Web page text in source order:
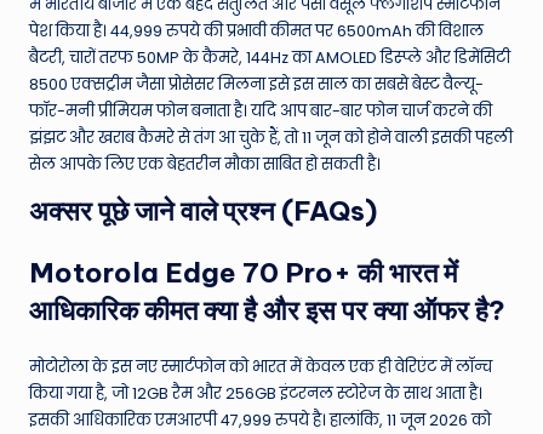
पेश किया है। 44,999 रुपये की प्रभावी कीमत पर 6500mAh की विशाल
बैटरी, चारों तरफ 50MP के कैमरे, 144Hz का AMOLED डिस्प्ले और डिमेंसिटी
8500 एक्सट्रीम जैसा प्रोसेसर मिलना इसे इस साल का सबसे बेस्ट वैल्यू-
फॉर-मनी प्रीमियम फोन बनाता है। यदि आप बार-बार फोन चार्ज करने की
झंझट और खराब कैमरे से तंग आ चुके हैं, तो 11 जून को होने वाली इसकी पहली
सेल आपके लिए एक बेहतरीन मौका साबित हो सकती है।
अक्सर पूछे जाने वाले प्रश्न (FAQs)
Motorola Edge 70 Pro+ की भारत में
आधिकारिक कीमत क्या है और इस पर क्या ऑफर है?
मोटोरोला के इस नए स्मार्टफोन को भारत में केवल एक ही वेरिएंट में लॉन्च
किया गया है, जो 12GB रैम और 256GB इंटरनल स्टोरेज के साथ आता है।
इसकी आधिकारिक एमआरपी 47,999 रुपये है। हालांकि, 11 जून 2026 को